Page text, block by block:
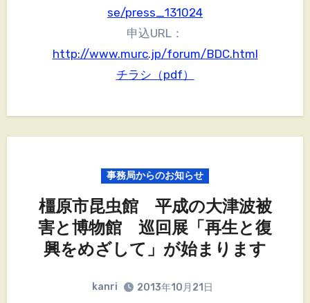
se/press_131024
申込URL：
http://www.murc.jp/forum/BDC.html
チラシ（pdf）
事務局からのお知らせ
橿原市昆虫館 平成の大津波被
害と博物館 巡回展「再生と復
興をめざして」が始まります
kanri 2013年10月21日